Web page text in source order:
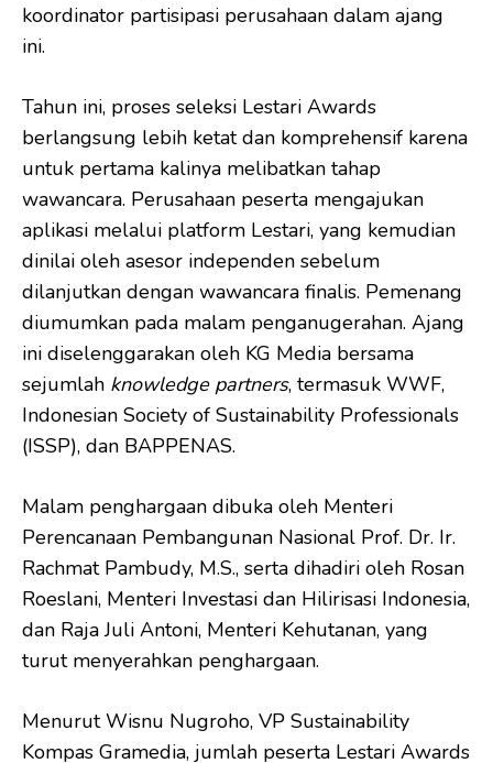
koordinator partisipasi perusahaan dalam ajang
ini.
Tahun ini, proses seleksi Lestari Awards
berlangsung lebih ketat dan komprehensif karena
untuk pertama kalinya melibatkan tahap
wawancara. Perusahaan peserta mengajukan
aplikasi melalui platform Lestari, yang kemudian
dinilai oleh asesor independen sebelum
dilanjutkan dengan wawancara finalis. Pemenang
diumumkan pada malam penganugerahan. Ajang
ini diselenggarakan oleh KG Media bersama
sejumlah knowledge partners, termasuk WWF,
Indonesian Society of Sustainability Professionals
(ISSP), dan BAPPENAS.
Malam penghargaan dibuka oleh Menteri
Perencanaan Pembangunan Nasional Prof. Dr. Ir.
Rachmat Pambudy, M.S., serta dihadiri oleh Rosan
Roeslani, Menteri Investasi dan Hilirisasi Indonesia,
dan Raja Juli Antoni, Menteri Kehutanan, yang
turut menyerahkan penghargaan.
Menurut Wisnu Nugroho, VP Sustainability
Kompas Gramedia, jumlah peserta Lestari Awards